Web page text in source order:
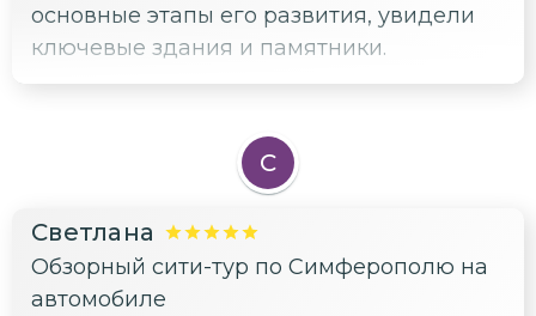
основные этапы его развития, увидели
ключевые здания и памятники.
С
Светлана
Обзорный сити-тур по Симферополю на
автомобиле